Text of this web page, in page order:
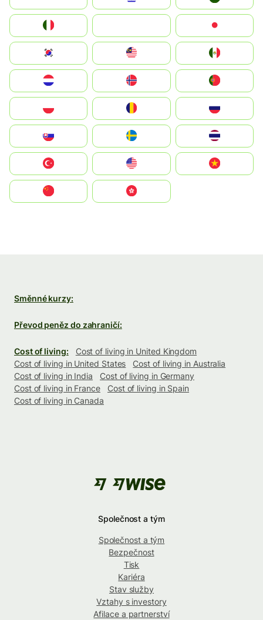
South Korea
United States
中國香港特別行政區
Směnné kurzy:
Převod peněz do zahraničí:
Cost of living:
Cost of living in United Kingdom
Cost of living in United States
Cost of living in Australia
Cost of living in India
Cost of living in Germany
Cost of living in France
Cost of living in Spain
Cost of living in Canada
Společnost a tým
Společnost a tým
Bezpečnost
Tisk
Kariéra
Stav služby
Vztahy s investory
Afilace a partnerství